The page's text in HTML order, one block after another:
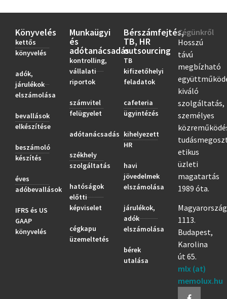
Könyvelés
kettős
könyvelés
adók,
járulékok
elszámolása
bevallások
elkészítése
beszámoló
készítés
éves
adóbevallások
IFRS és US
GAAP
könyvelés
Munkaügyi
és
adótanácsadás
kontrolling,
vállalati
riportok
számvitel
felügyelet
adótanácsadás
székhely
szolgáltatás
hatóságok
előtti
képviselet
cégkapu
üzemeltetés
Bérszámfejtés,
TB, HR
outsourcing
TB
kifizetőhelyi
feladatok
cafeteria
ügyintézés
kihelyezett
HR
havi
jövedelmek
elszámolása
járulékok,
adók
elszámolása
bérek
utalása
Cégünkről
Hosszú
távú
megbízható
kiváló
szolgáltatás,
személyes
etikus
üzleti
magatartás
1989 óta.
1113.
Budapest,
Karolina
út 65.
mlx (at)
memolux.hu